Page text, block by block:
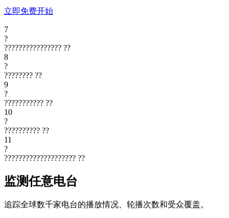
立即免费开始
7
?
???????????????? ??
8
?
???????? ??
9
?
??????????? ??
10
?
?????????? ??
11
?
???????????????????? ??
监测任意电台
追踪全球数千家电台的播放情况、轮播次数和受众覆盖。